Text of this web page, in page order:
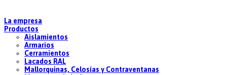
La empresa
Productos
Aislamientos
Armarios
Cerramientos
Lacados RAL
Mallorquinas, Celosías y Contraventanas